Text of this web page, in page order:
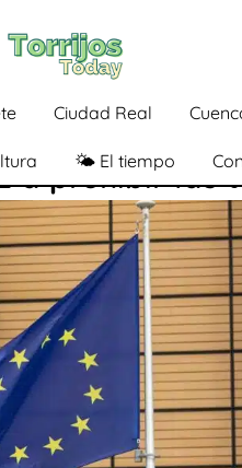
Ciudad Real
🌤️ El tiempo
a prohibir las